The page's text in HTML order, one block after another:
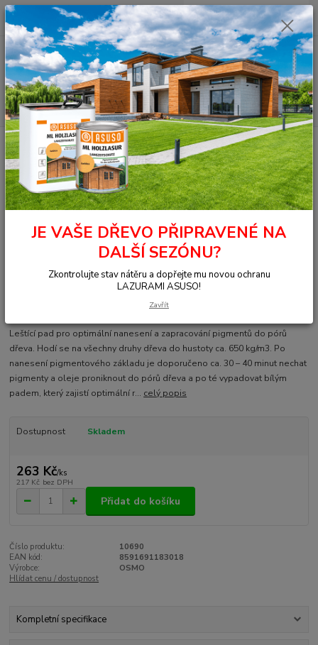
Menu
Hledat
+420 377 441 961 0ks
za 0,00 Kč
Úvod OSMO - přírodní oleje Nářadí a stroje originální
Pad bílý průměr
24x330mm
Pad bílý průměr 24x330mm
Ohodnotit produkt
Leštící pad pro optimální nanesení a zapracování pigmentů do pórů
dřeva. Hodí se na všechny druhy dřeva do hustoty ca. 650 kg/m3. Po
nanesení pigmentového základu je doporučeno ca. 30 – 40 minut nechat
pigmenty a oleje proniknout do pórů dřeva a po té vypadovat bílým
padem, který zajistí optimální r... celý popis
Dostupnost Skladem
263 Kč/ks
217 Kč bez DPH
Přidat do košíku
Číslo produktu:
10690
EAN kód:
8591691183018
Výrobce:
OSMO
Hlídat cenu / dostupnost
Kompletní specifikace
JE VAŠE DŘEVO PŘIPRAVENÉ NA
DALŠÍ SEZÓNU?
Zkontrolujte stav nátěru a dopřejte mu novou ochranu
LAZURAMI ASUSO!
Zavřít